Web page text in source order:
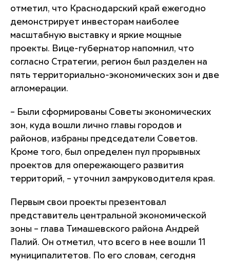
отметил, что Краснодарский край ежегодно
демонстрирует инвесторам наиболее
масштабную выставку и яркие мощные
проекты. Вице-губернатор напомнил, что
согласно Стратегии, регион был разделен на
пять территориально-экономических зон и две
агломерации.
– Были сформированы Советы экономических
зон, куда вошли лично главы городов и
районов, избраны председатели Советов.
Кроме того, был определен пул прорывных
проектов для опережающего развития
территорий, – уточнил замруководителя края.
Первым свои проекты презентовал
представитель центральной экономической
зоны – глава Тимашевского района Андрей
Палий. Он отметил, что всего в нее вошли 11
муниципалитетов. По его словам, сегодня